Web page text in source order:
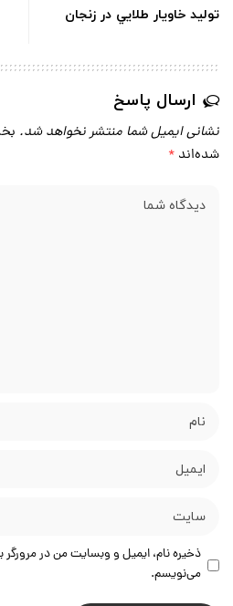
توليد خاويار طلايي در زنجان
ارسال پاسخ
نشانی ایمیل شما منتشر نخواهد شد.
شده‌اند *
ذخیره نام، ایمیل و وبسایت من در مرورگر
می‌نویسم.